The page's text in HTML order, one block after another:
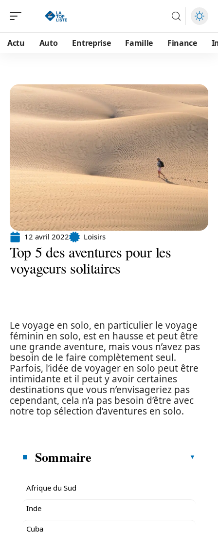
Actu Auto Entreprise Famille Finance
12 avril 2022 Loisirs
Top 5 des aventures pour les
voyageurs solitaires
Le voyage en solo, en particulier le voyage
féminin en solo, est en hausse et peut être
une grande aventure, mais vous n’avez pas
besoin de le faire complètement seul.
Parfois, l’idée de voyager en solo peut être
intimidante et il peut y avoir certaines
destinations que vous n’envisageriez pas
cependant, cela n’a pas besoin d’être avec
notre top sélection d’aventures en solo.
Sommaire
Afrique du Sud
Inde
Cuba